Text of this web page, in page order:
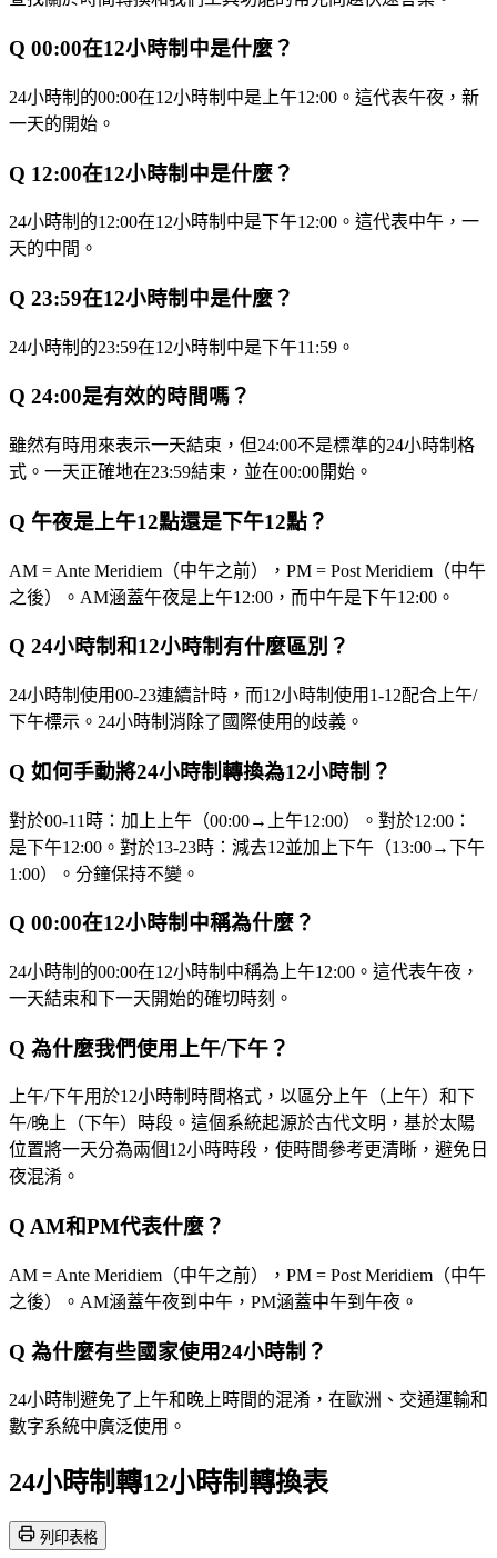
Q 00:00在12小時制中是什麼？
24小時制的00:00在12小時制中是上午12:00。這代表午夜，新
一天的開始。
Q 12:00在12小時制中是什麼？
24小時制的12:00在12小時制中是下午12:00。這代表中午，一
天的中間。
Q 23:59在12小時制中是什麼？
24小時制的23:59在12小時制中是下午11:59。
Q 24:00是有效的時間嗎？
雖然有時用來表示一天結束，但24:00不是標準的24小時制格
式。一天正確地在23:59結束，並在00:00開始。
Q 午夜是上午12點還是下午12點？
AM = Ante Meridiem（中午之前），PM = Post Meridiem（中午
之後）。AM涵蓋午夜是上午12:00，而中午是下午12:00。
Q 24小時制和12小時制有什麼區別？
24小時制使用00-23連續計時，而12小時制使用1-12配合上午/
下午標示。24小時制消除了國際使用的歧義。
Q 如何手動將24小時制轉換為12小時制？
對於00-11時：加上上午（00:00→上午12:00）。對於12:00：
是下午12:00。對於13-23時：減去12並加上下午（13:00→下午
1:00）。分鐘保持不變。
Q 00:00在12小時制中稱為什麼？
24小時制的00:00在12小時制中稱為上午12:00。這代表午夜，
一天結束和下一天開始的確切時刻。
Q 為什麼我們使用上午/下午？
上午/下午用於12小時制時間格式，以區分上午（上午）和下
午/晚上（下午）時段。這個系統起源於古代文明，基於太陽
位置將一天分為兩個12小時時段，使時間參考更清晰，避免日
夜混淆。
Q AM和PM代表什麼？
AM = Ante Meridiem（中午之前），PM = Post Meridiem（中午
之後）。AM涵蓋午夜到中午，PM涵蓋中午到午夜。
Q 為什麼有些國家使用24小時制？
24小時制避免了上午和晚上時間的混淆，在歐洲、交通運輸和
數字系統中廣泛使用。
24小時制轉12小時制轉換表
列印表格